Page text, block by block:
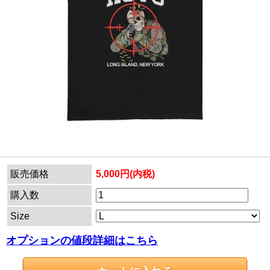
販売価格 5,000円(内税)
購入数
Size
オプションの値段詳細はこちら